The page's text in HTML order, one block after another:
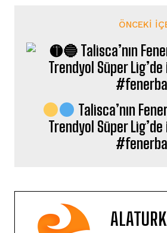
ÖNCEKI
Talisca’nın
Trendyol Süper